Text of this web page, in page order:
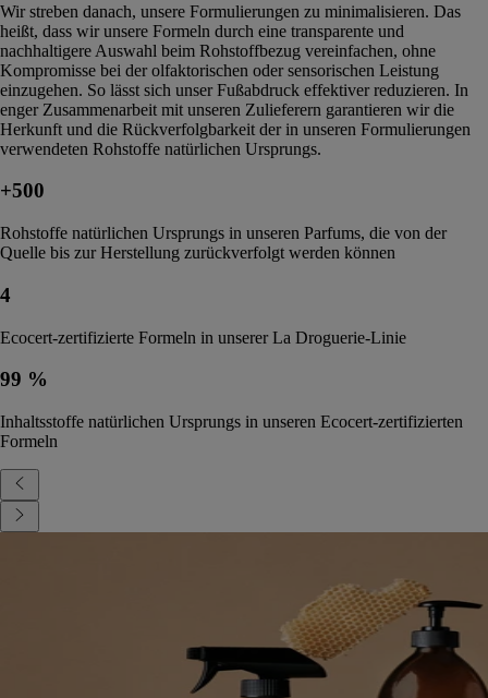
Wir streben danach, unsere Formulierungen zu minimalisieren. Das
heißt, dass wir unsere Formeln durch eine transparente und
nachhaltigere Auswahl beim Rohstoffbezug vereinfachen, ohne
Kompromisse bei der olfaktorischen oder sensorischen Leistung
einzugehen. So lässt sich unser Fußabdruck effektiver reduzieren. In
enger Zusammenarbeit mit unseren Zulieferern garantieren wir die
Herkunft und die Rückverfolgbarkeit der in unseren Formulierungen
verwendeten Rohstoffe natürlichen Ursprungs.
+500
Rohstoffe natürlichen Ursprungs in unseren Parfums, die von der
Quelle bis zur Herstellung zurückverfolgt werden können
4
Ecocert-zertifizierte Formeln in unserer La Droguerie-Linie
99 %
Inhaltsstoffe natürlichen Ursprungs in unseren Ecocert-zertifizierten
Formeln